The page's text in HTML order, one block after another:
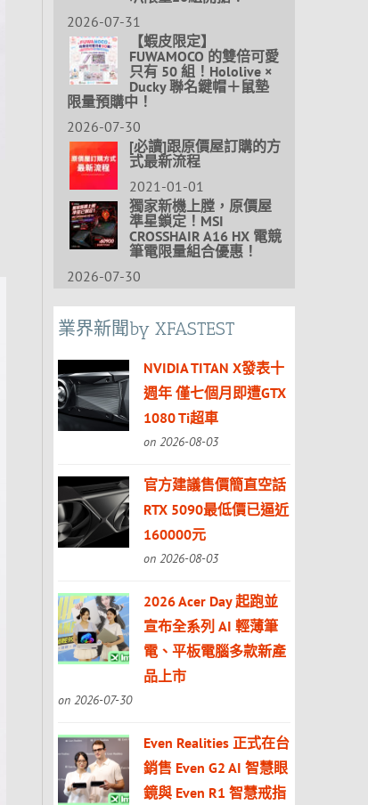
2026-07-31
【蝦皮限定】
FUWAMOCO 的雙倍可愛
只有 50 組！Hololive ×
Ducky 聯名鍵帽＋鼠墊
限量預購中！
2026-07-30
[必讀]跟原價屋訂購的方
式最新流程
2021-01-01
獨家新機上膛，原價屋
準星鎖定！MSI
CROSSHAIR A16 HX 電競
筆電限量組合優惠！
2026-07-30
業界新聞by XFASTEST
NVIDIA TITAN X發表十
週年 僅七個月即遭GTX
1080 Ti超車
on 2026-08-03
官方建議售價簡直空話
RTX 5090最低價已逼近
160000元
on 2026-08-03
2026 Acer Day 起跑並
宣布全系列 AI 輕薄筆
電、平板電腦多款新產
品上市
on 2026-07-30
Even Realities 正式在台
銷售 Even G2 AI 智慧眼
鏡與 Even R1 智慧戒指